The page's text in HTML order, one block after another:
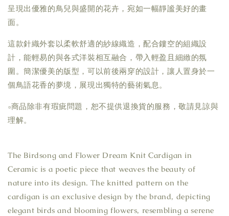
呈現出優雅的鳥兒與盛開的花卉，宛如一幅靜謐美好的畫
面。
這款針織外套以柔軟舒適的紗線織造，配合鏤空的組織設
計，能輕易的與各式洋裝相互融合，帶入輕盈且細緻的氛
圍。簡潔優美的版型，可以前後兩穿的設計，讓人置身於一
個鳥語花香的夢境，展現出獨特的藝術氣息。
▫商品除非有瑕疵問題，恕不提供退換貨的服務，敬請見諒與
理解。
The Birdsong and Flower Dream Knit Cardigan in
Ceramic is a poetic piece that weaves the beauty of
nature into its design. The knitted pattern on the
cardigan is an exclusive design by the brand, depicting
elegant birds and blooming flowers, resembling a serene